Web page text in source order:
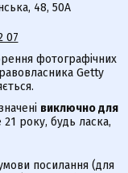
48, 50А
07
фотографічних
Getty
виключно для
року, будь ласка,
посилання (для